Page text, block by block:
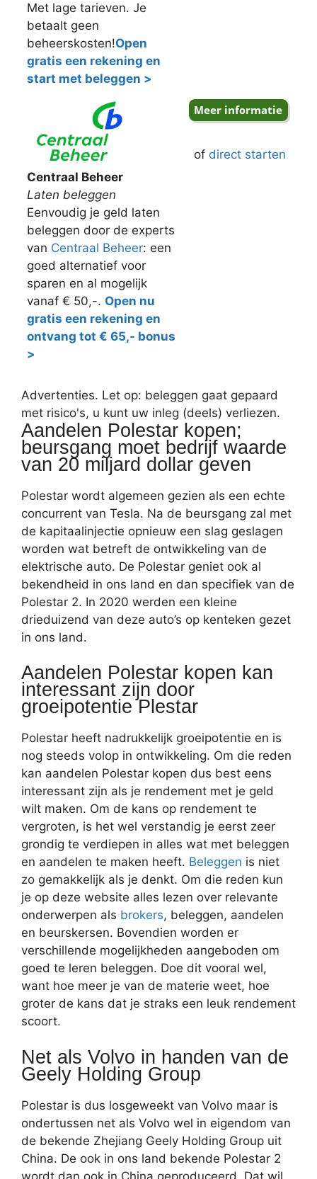
Met lage tarieven. Je
betaalt geen
beheerskosten!Open
gratis een rekening en
start met beleggen >
Centraal Beheer
Laten beleggen
Eenvoudig je geld laten
beleggen door de experts
van Centraal Beheer: een
goed alternatief voor
sparen en al mogelijk
vanaf € 50,-. Open nu
gratis een rekening en
ontvang tot € 65,- bonus
>
of direct starten
Advertenties. Let op: beleggen gaat gepaard
met risico's, u kunt uw inleg (deels) verliezen.
Aandelen Polestar kopen;
beursgang moet bedrijf waarde
van 20 miljard dollar geven
Polestar wordt algemeen gezien als een echte
concurrent van Tesla. Na de beursgang zal met
de kapitaalinjectie opnieuw een slag geslagen
worden wat betreft de ontwikkeling van de
elektrische auto. De Polestar geniet ook al
bekendheid in ons land en dan specifiek van de
Polestar 2. In 2020 werden een kleine
drieduizend van deze auto’s op kenteken gezet
in ons land.
Aandelen Polestar kopen kan
interessant zijn door
groeipotentie Plestar
Polestar heeft nadrukkelijk groeipotentie en is
nog steeds volop in ontwikkeling. Om die reden
kan aandelen Polestar kopen dus best eens
interessant zijn als je rendement met je geld
wilt maken. Om de kans op rendement te
vergroten, is het wel verstandig je eerst zeer
grondig te verdiepen in alles wat met beleggen
en aandelen te maken heeft. Beleggen is niet
zo gemakkelijk als je denkt. Om die reden kun
je op deze website alles lezen over relevante
onderwerpen als brokers, beleggen, aandelen
en beurskersen. Bovendien worden er
verschillende mogelijkheden aangeboden om
goed te leren beleggen. Doe dit vooral wel,
want hoe meer je van de materie weet, hoe
groter de kans dat je straks een leuk rendement
scoort.
Net als Volvo in handen van de
Geely Holding Group
Polestar is dus losgeweekt van Volvo maar is
ondertussen net als Volvo wel in eigendom van
de bekende Zhejiang Geely Holding Group uit
China. De ook in ons land bekende Polestar 2
wordt dan ook in China geproduceerd. Dat wil